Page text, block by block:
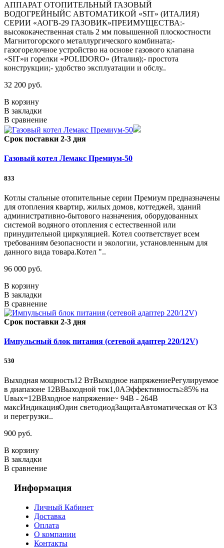
АППАРАТ ОТОПИТЕЛЬНЫЙ ГАЗОВЫЙ
ВОДОГРЕЙНЫЙС АВТОМАТИКОЙ «SIT» (ИТАЛИЯ)
СЕРИИ «АОГВ-29 ГАЗОВИК»ПРЕИМУЩЕСТВА:-
высококачественная сталь 2 мм повышенной плоскостности
Магнитогорского металлургического комбината;-
газогорелочное устройство на основе газового клапана
«SIT»и горелки «POLIDORO» (Италия);- простота
конструкции;- удобство эксплуатации и обслу..
32 200 руб.
В корзину
В закладки
В сравнение
Срок поставки 2-3 дня
Газовый котел Лемакс Премиум-50
833
Котлы стальные отопительные серии Премиум предназначены
для отопления квартир, жилых домов, коттеджей, зданий
административно-бытового назначения, оборудованных
системой водяного отопления с естественной или
принудительной циркуляцией. Котел соответствует всем
требованиям безопасности и экологии, установленным для
данного вида товара.Котел "..
96 000 руб.
В корзину
В закладки
В сравнение
Срок поставки 2-3 дня
Импульсный блок питания (сетевой адаптер 220/12V)
530
Выходная мощность12 ВтВыходное напряжениеРегулируемое
в диапазоне 12ВВыходной ток1,0АЭффективность≥85% на
Uвых=12ВВходное напряжение~ 94В - 264В
максИндикацияОдин светодиодЗащитаАвтоматическая от КЗ
и перегрузки..
900 руб.
В корзину
В закладки
В сравнение
Информация
Личный Кабинет
Доставка
Оплата
О компании
Контакты